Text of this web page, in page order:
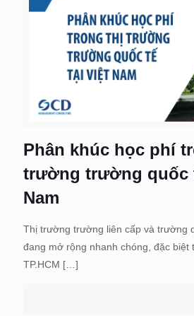
Phân khúc học phí
trường trường quốc
Nam
Thị trường trường liên cấp và trường
đang mở rộng nhanh chóng, đặc biệt
TP.HCM […]